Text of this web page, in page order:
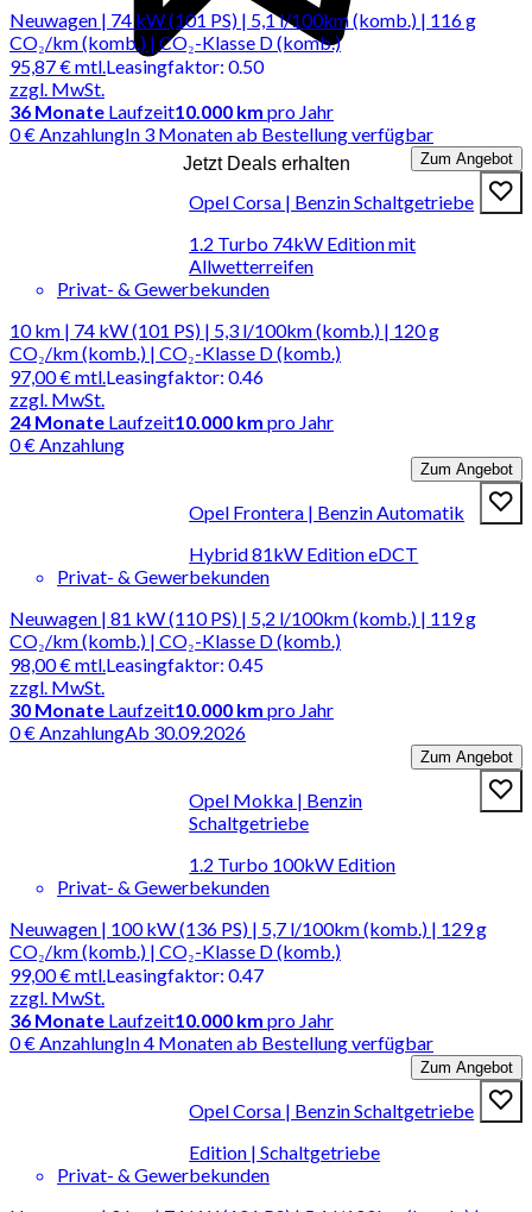
Jetzt Deals erhalten
Neuwagen | 74 kW (101 PS) | 5,1 l/100km (komb.) | 116 g
CO₂/km (komb.) | CO₂-Klasse D (komb.)
95,87 €mtl.
zzgl. MwSt.
Leasingfaktor: 0.50
36 Monate Laufzeit10.000 km pro Jahr
0 € AnzahlungIn 3 Monaten ab Bestellung verfügbar
Zum Angebot
Opel Corsa | Benzin Schaltgetriebe
1.2 Turbo 74kW Edition mit
Allwetterreifen
Privat- & Gewerbekunden
10 km | 74 kW (101 PS) | 5,3 l/100km (komb.) | 120 g
CO₂/km (komb.) | CO₂-Klasse D (komb.)
97,00 €mtl.
zzgl. MwSt.
Leasingfaktor: 0.46
24 Monate Laufzeit10.000 km pro Jahr
0 € Anzahlung
Zum Angebot
Opel Frontera | Benzin Automatik
Hybrid 81kW Edition eDCT
Privat- & Gewerbekunden
Neuwagen | 81 kW (110 PS) | 5,2 l/100km (komb.) | 119 g
CO₂/km (komb.) | CO₂-Klasse D (komb.)
98,00 €mtl.
zzgl. MwSt.
Leasingfaktor: 0.45
30 Monate Laufzeit10.000 km pro Jahr
0 € AnzahlungAb 30.09.2026
Zum Angebot
Opel Mokka | Benzin
Schaltgetriebe
1.2 Turbo 100kW Edition
Privat- & Gewerbekunden
Neuwagen | 100 kW (136 PS) | 5,7 l/100km (komb.) | 129 g
CO₂/km (komb.) | CO₂-Klasse D (komb.)
99,00 €mtl.
zzgl. MwSt.
Leasingfaktor: 0.47
36 Monate Laufzeit10.000 km pro Jahr
0 € AnzahlungIn 4 Monaten ab Bestellung verfügbar
Zum Angebot
Opel Corsa | Benzin Schaltgetriebe
Edition | Schaltgetriebe
Privat- & Gewerbekunden